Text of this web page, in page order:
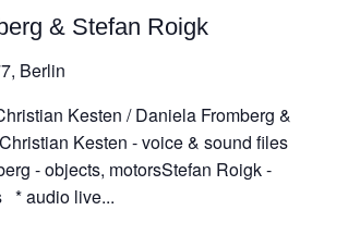
& Stefan Roigk
Berlin
Kesten / Daniela Fromberg &
Kesten - voice & sound files
- objects, motorsStefan Roigk -
* audio live...